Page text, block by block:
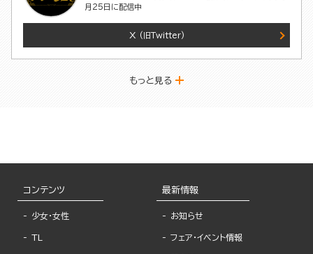
月25日に配信中
X (旧Twitter)
もっと見る
コンテンツ
少女・女性
TL
最新情報
お知らせ
フェア・イベント情報